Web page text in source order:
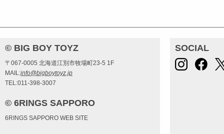
© BIG BOY TOYZ
〒067-0005 北海道江別市牧場町23-5 1F
MAIL:info@bigboytoyz.jp
TEL:011-398-3007
© 6RINGS SAPPORO
6RINGS SAPPORO WEB SITE
SOCIAL